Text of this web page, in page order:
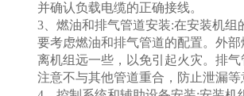
并确认负载电缆的正确接线。
3、燃油和排气管道安装:在安装机组
要考虑燃油和排气管道的配置。外
离机组远一些，以免引起火灾。排
注意不与其他管道重合，防止泄漏等